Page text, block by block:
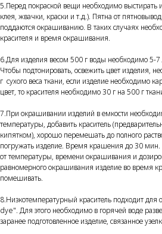
5.Перед покраской вещи необходимо выстирать
клея, жвачки, краски и т.д.). Пятна от
поддаются окрашиванию. В таких случаях
красителя и время окрашивания.
6.Для изделия весом 500 г воды необходимо 5-7
Чтобы подтонировать, освежить цвет изделия,
г сухого веса ткани, если изделие необходимо
цвет, то красителя необходимо 30 г на 500 г
7.При окрашивании изделий в емкости
температуры, добавить краситель
кипятком), хорошо перемешать до полного
погружать изделие. Время крашения до 30 мин.
от температуры, времени окрашивания и
равномерного окрашивания изделие во время
помешивать.
8.Низкотемпературный краситель подходит
dye". Для этого необходимо в горячей воде
заранее подготовленное изделие, связанное